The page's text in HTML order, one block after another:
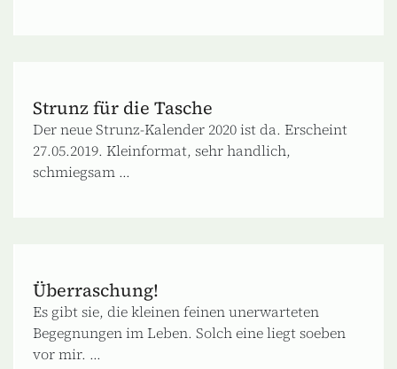
Strunz für die Tasche
Der neue Strunz-Kalender 2020 ist da. Erscheint
27.05.2019. Kleinformat, sehr handlich,
schmiegsam ...
Überraschung!
Es gibt sie, die kleinen feinen unerwarteten
Begegnungen im Leben. Solch eine liegt soeben
vor mir. ...